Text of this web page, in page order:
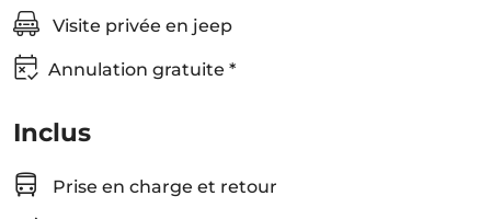
Visite privée en jeep
Annulation gratuite *
Inclus
Prise en charge et retour